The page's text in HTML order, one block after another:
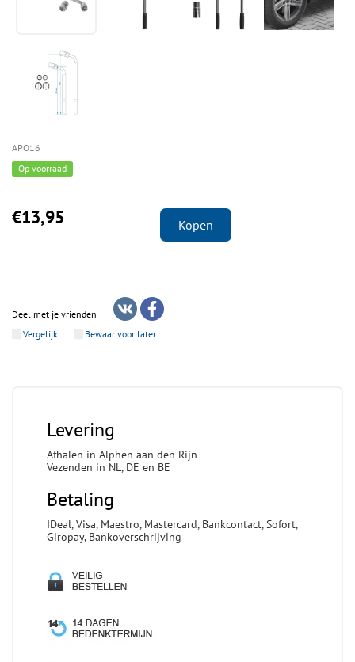
APO16
Op voorraad
€13,95 Kopen
Deel met je vrienden
Vergelijk
Bewaar voor later
Levering
Afhalen in Alphen aan den Rijn
Vezenden in NL, DE en BE
Betaling
IDeal, Visa, Maestro, Mastercard, Bankcontact, Sofort,
Giropay, Bankoverschrijving